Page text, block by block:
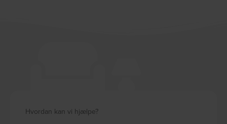
Hvordan kan vi hjælpe?